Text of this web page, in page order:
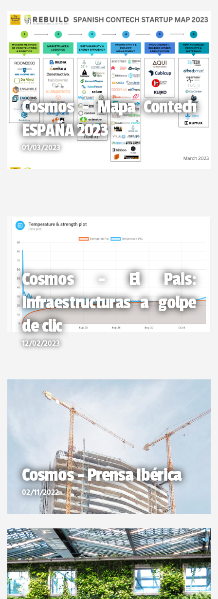
Cosmos - Mapa Contech
ESPAÑA 2023
01/03/2023
Cosmos - El Pais:
Infraestructuras a golpe
de clic
12/02/2023
Cosmos - Prensa Ibérica
02/11/2022